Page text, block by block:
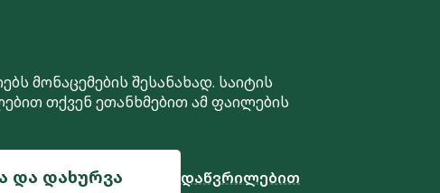
მონაცემების შესანახად. საიტის
თქვენ ეთანხმებით ამ ფაილების
და დახურვა დაწვრილებით